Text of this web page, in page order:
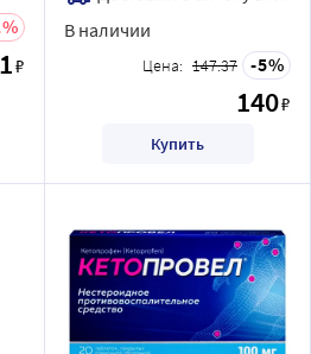
₽
В наличии
Цена: 147.37 5
140₽
Купить